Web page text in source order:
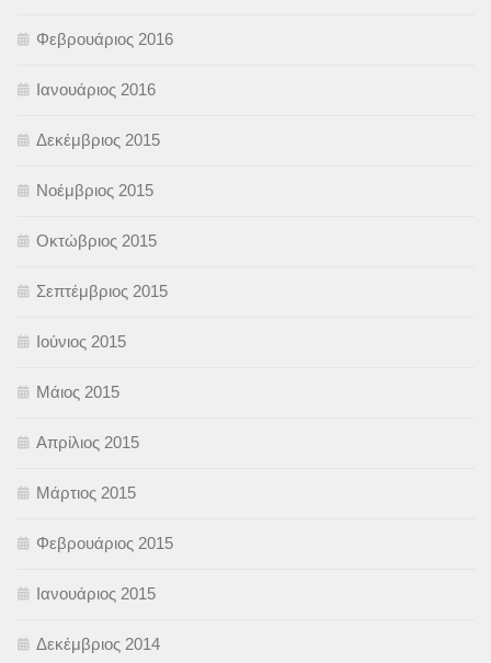
Φεβρουάριος 2016
Ιανουάριος 2016
Δεκέμβριος 2015
Νοέμβριος 2015
Οκτώβριος 2015
Σεπτέμβριος 2015
Ιούνιος 2015
Μάιος 2015
Απρίλιος 2015
Μάρτιος 2015
Φεβρουάριος 2015
Ιανουάριος 2015
Δεκέμβριος 2014